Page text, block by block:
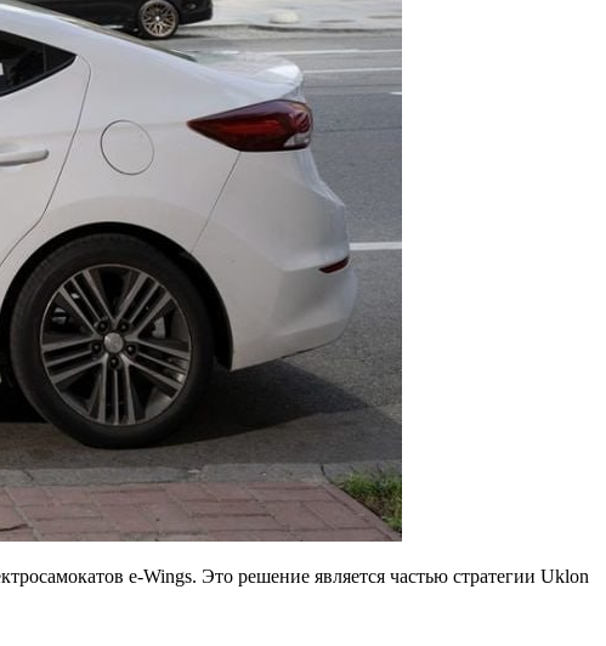
e-Wings. Это решение является частью стратегии Uklon